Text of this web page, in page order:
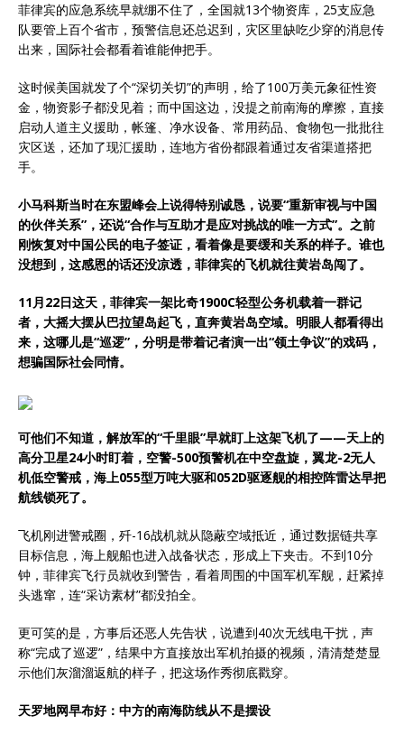
菲律宾的应急系统早就绷不住了，全国就13个物资库，25支应急
队要管上百个省市，预警信息还总迟到，灾区里缺吃少穿的消息传
出来，国际社会都看着谁能伸把手。
这时候美国就发了个“深切关切”的声明，给了100万美元象征性资
金，物资影子都没见着；而中国这边，没提之前南海的摩擦，直接
启动人道主义援助，帐篷、净水设备、常用药品、食物包一批批往
灾区送，还加了现汇援助，连地方省份都跟着通过友省渠道搭把
手。
小马科斯当时在东盟峰会上说得特别诚恳，说要“重新审视与中国
的伙伴关系”，还说“合作与互助才是应对挑战的唯一方式”。之前
刚恢复对中国公民的电子签证，看着像是要缓和关系的样子。谁也
没想到，这感恩的话还没凉透，菲律宾的飞机就往黄岩岛闯了。
11月22日这天，菲律宾一架比奇1900C轻型公务机载着一群记
者，大摇大摆从巴拉望岛起飞，直奔黄岩岛空域。明眼人都看得出
来，这哪儿是“巡逻”，分明是带着记者演一出“领土争议”的戏码，
想骗国际社会同情。
可他们不知道，解放军的“千里眼”早就盯上这架飞机了——天上的
高分卫星24小时盯着，空警-500预警机在中空盘旋，翼龙-2无人
机低空警戒，海上055型万吨大驱和052D驱逐舰的相控阵雷达早把
航线锁死了。
飞机刚进警戒圈，歼-16战机就从隐蔽空域抵近，通过数据链共享
目标信息，海上舰船也进入战备状态，形成上下夹击。不到10分
钟，菲律宾飞行员就收到警告，看着周围的中国军机军舰，赶紧掉
头逃窜，连“采访素材”都没拍全。
更可笑的是，方事后还恶人先告状，说遭到40次无线电干扰，声
称“完成了巡逻”，结果中方直接放出军机拍摄的视频，清清楚楚显
示他们灰溜溜返航的样子，把这场作秀彻底戳穿。
天罗地网早布好：中方的南海防线从不是摆设